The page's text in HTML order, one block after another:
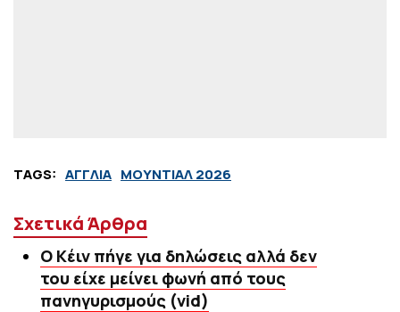
TAGS: ΑΓΓΛΙΑ ΜΟΥΝΤΙΑΛ 2026
Σχετικά Άρθρα
Ο Κέιν πήγε για δηλώσεις αλλά δεν
του είχε μείνει φωνή από τους
πανηγυρισμούς (vid)